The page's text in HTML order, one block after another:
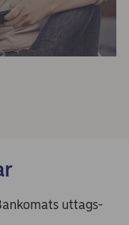
uttags-